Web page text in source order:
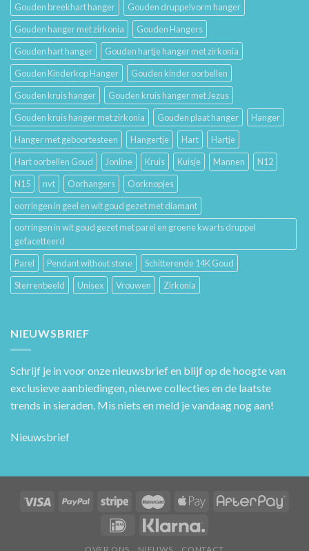
Gouden breekhart hanger
Gouden druppelvorm hanger
Gouden hanger met zirkonia
Gouden Hangers
Gouden hart hanger
Gouden hartje hanger met zirkonia
Gouden Kinderkop Hanger
Gouden kinder oorbellen
Gouden kruis hanger
Gouden kruis hanger met Jezus
Gouden kruis hanger met zirkonia
Gouden plaat hanger
Hanger
Hanger met geboortesteen
Hangertje Hart
Hartje
Hart oorbellen Goud
Jonline Kruis Kuisje Mannen
N12
N15
nvt Oorhangers
Oorknopjes
oorringen in geel en wit goud gezet met diamant
oorringen in wit goud gezet met parel en groene kwarts druppel
gefacetteerd
Parel
Pendant without stone
Schitterende 14K Goud
Sterrenbeeld
Unisex Vrouwen Zirkonia
NIEUWSBRIEF
Schrijf je in voor onze nieuwsbrief en blijf op de hoogte van
exclusieve aanbiedingen, nieuwe collecties en de laatste
trends in sieraden. Mis niets en meld je vandaag nog aan!
Nieuwsbrief